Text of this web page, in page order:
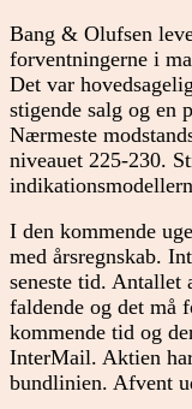
Bang & Olufsen
forventningerne i
Det var
stigende salg og en
Nærmeste
niveauet 225-230.
I den kommende
med årsregnskab.
seneste tid. Antallet
faldende og det må
kommende tid og
InterMail. Aktien
bundlinien. Afvent